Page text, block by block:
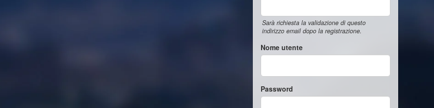
Sarà richiesta la validazione di questo
indirizzo email dopo la registrazione.
Nome utente
Password